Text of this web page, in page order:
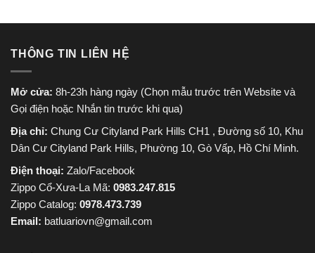
THÔNG TIN LIÊN HỆ
Mở cửa: 8h-23h hàng ngày (Chọn mẫu trước trên Website và
Gọi điện hoặc Nhắn tin trước khi qua)
Địa chỉ: Chung Cư Cityland Park Hills CH1 , Đường số 10, Khu
Dân Cư Cityland Park Hills, Phường 10, Gò Vấp, Hồ Chí Minh.
Điện thoại: Zalo/Facebook
Zippo Cổ-Xưa-La Mã: 0983.247.815
Zippo Catalog: 0978.473.739
Email: batluariovn@gmail.com